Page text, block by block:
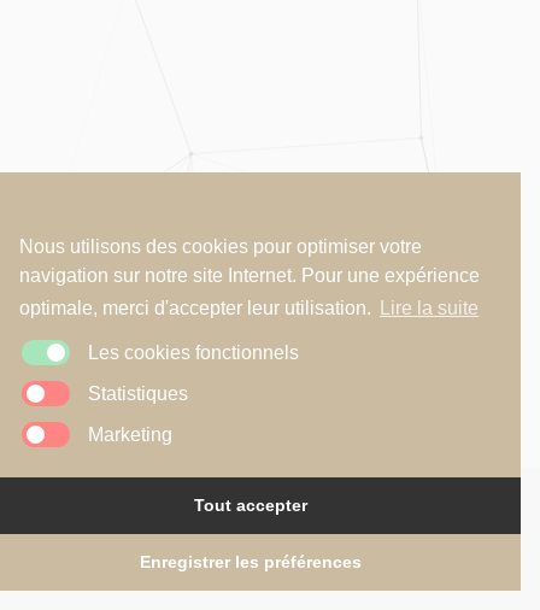
Nous utilisons des cookies pour optimiser votre
navigation sur notre site Internet. Pour une expérience
optimale, merci d'accepter leur utilisation.
Lire la suite
Les cookies fonctionnels
Statistiques
Marketing
Tout accepter
Enregistrer les préférences
Copyright © 2026R2A - Renaud Alardin Architecte
Mentions légales•Politique de confidentialité•Politique de cookies
Website by
Illucom